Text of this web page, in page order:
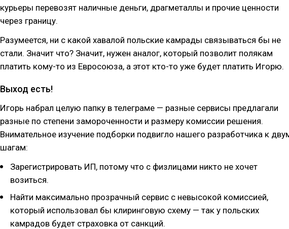
курьеры перевозят наличные деньги, драгметаллы и прочие ценности
через границу.
Разумеется, ни с какой хавалой польские камрады связываться бы не
стали. Значит что? Значит, нужен аналог, который позволит полякам
платить кому-то из Евросоюза, а этот кто-то уже будет платить Игорю.
Выход есть!
Игорь набрал целую папку в телеграме — разные сервисы предлагали
разные по степени замороченности и размеру комиссии решения.
Внимательное изучение подборки подвигло нашего разработчика к
шагам:
Зарегистрировать ИП, потому что с физлицами никто не хочет
возиться.
Найти максимально прозрачный сервис с невысокой комиссией,
который использовал бы клиринговую схему — так у польских
камрадов будет страховка от санкций.